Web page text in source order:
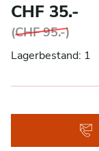
CHF 35.-
(CHF 95.-)
Lagerbestand: 1